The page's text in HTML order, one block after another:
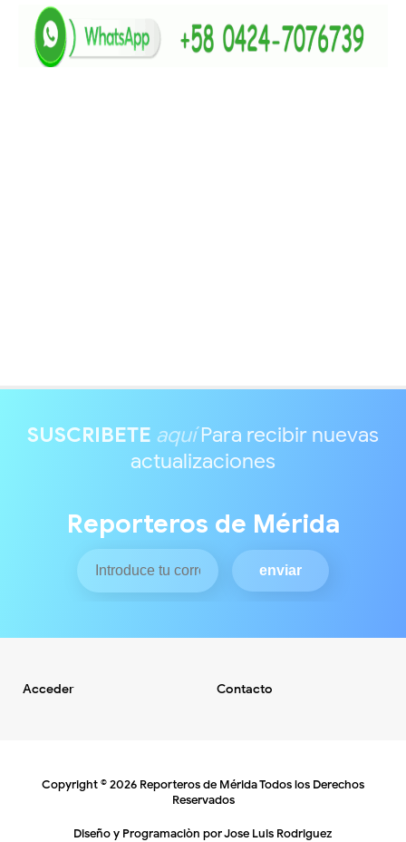
SUSCRIBETE aquíPara recibir nuevas
actualizaciones
Reporteros de Mérida
Acceder Contacto
Copyright ©2026 Reporteros de MéridaTodos los Derechos
Reservados
Diseño y Programaciòn porJose Luis Rodriguez